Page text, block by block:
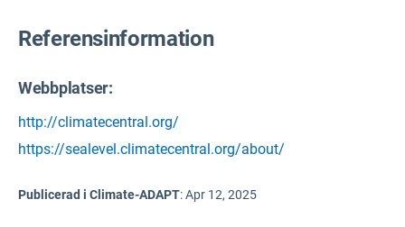
Referensinformation
Webbplatser:
http://climatecentral.org/
https://sealevel.climatecentral.org/about/
Publicerad i Climate-ADAPT:Apr 12, 2025